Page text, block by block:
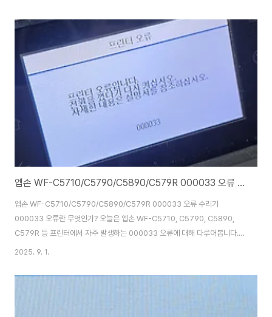
거하세요. 모서리 각도 4개를 제거합니다. 관절 2개를 제거하세요. 포장 상자
를 위쪽으로 제거하세요. 비닐봉지를 제거하세요. 쿠션재를 제거하세요. 테이
프를 떼어내고 액세서리 상자를 꺼내세요. 본체 아래의 비닐 시트를 본체에 고
정하고 있는 파란색 테이..
엡손 WF-C5710/C5790/C5890/C579R 000033 오류 수리기
엡손 WF-C5710/C5790/C5890/C579R 000033 오류 수리기
000033 오류란 무엇인가? 오늘은 엡손 WF-C5710, C5790, C5890,
C579R 등 프린터에서 자주 발생하는 000033 오류에 대해 다루어봅니다.
이 오류는 CR(Carriage, 캐리지) 모터 계통의 치명적인 고장으로, 발생 시 프
를 다시 사용할 수 있는 치명적 오류라 할 수 있습니다. 오류의 주요 원인과 분
2025. 9. 1.